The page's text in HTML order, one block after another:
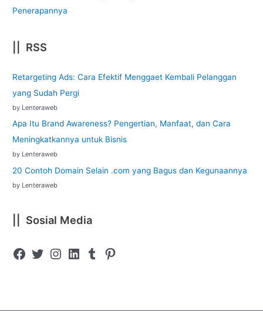
Penerapannya
|| RSS
Retargeting Ads: Cara Efektif Menggaet Kembali Pelanggan
yang Sudah Pergi
by Lenteraweb
Apa Itu Brand Awareness? Pengertian, Manfaat, dan Cara
Meningkatkannya untuk Bisnis
by Lenteraweb
20 Contoh Domain Selain .com yang Bagus dan Kegunaannya
by Lenteraweb
|| Sosial Media